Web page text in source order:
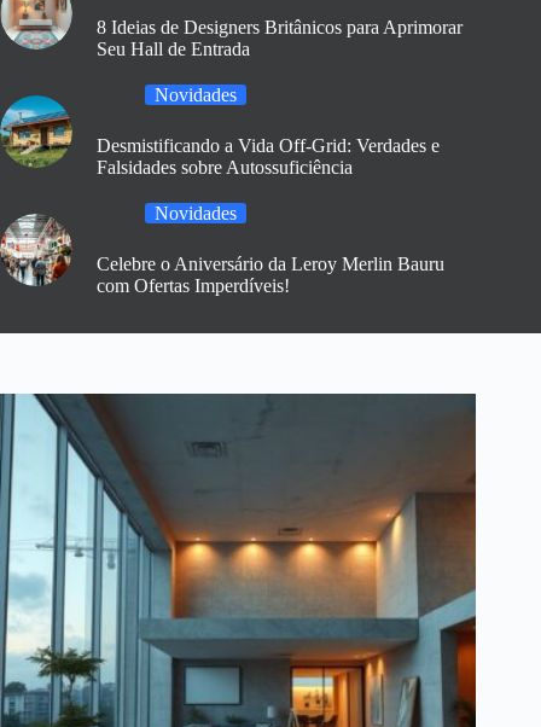
8 Ideias de Designers Britânicos para Aprimorar
Seu Hall de Entrada
Novidades
Desmistificando a Vida Off-Grid: Verdades e
Falsidades sobre Autossuficiência
Novidades
Celebre o Aniversário da Leroy Merlin Bauru
com Ofertas Imperdíveis!